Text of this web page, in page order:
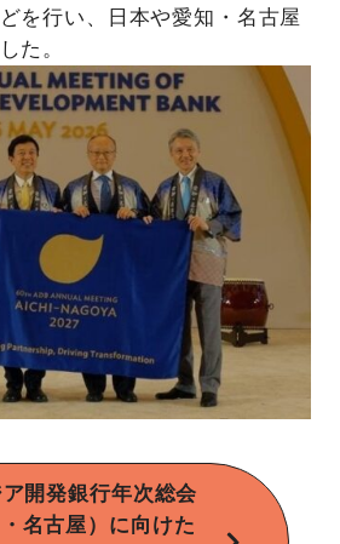
を行い、日本や愛知・名古屋
た。
開発銀行年次総会
・名古屋）に向けた